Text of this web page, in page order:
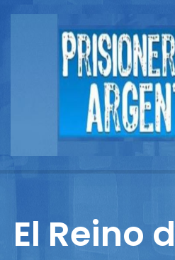
Buscador
Documentos
Reportajes
El Reino